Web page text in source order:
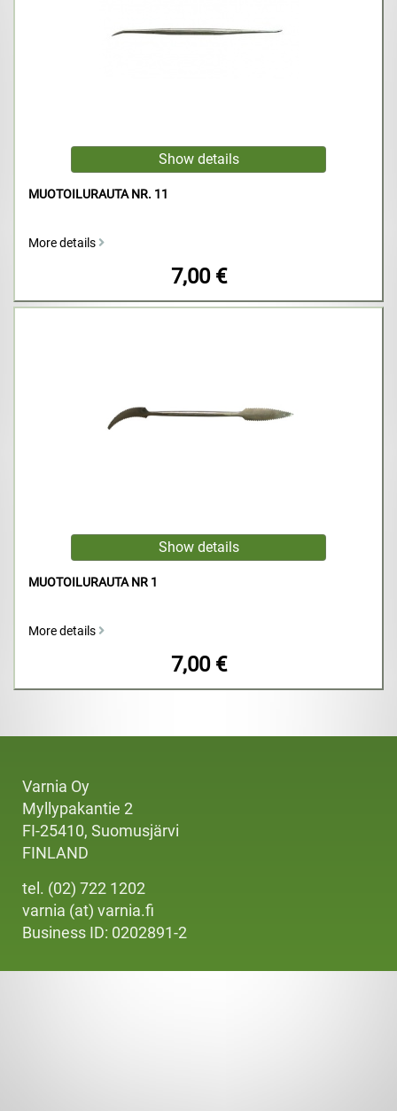
MUOTOILURAUTA NR. 11
More details
7,00 €
MUOTOILURAUTA NR 1
More details
7,00 €
Varnia Oy
Myllypakantie 2
FI-25410, Suomusjärvi
FINLAND
tel. (02) 722 1202
varnia (at) varnia.fi
Business ID: 0202891-2